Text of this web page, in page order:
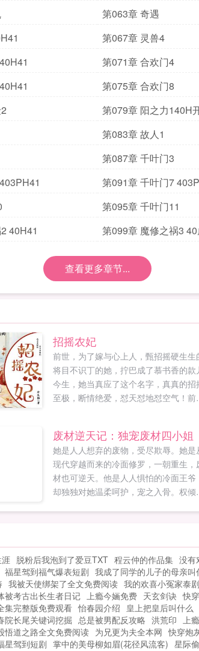
第063章 奇遇
第067章 灵兽4
第071章 合欢门4
第075章 合欢门8
第079章 阳之力140H
第083章 故人1
第087章 千叶门3
第091章 千叶门7
第095章 千叶门11
40H41 第099章 魔修之祸3 40
查看更多章节...
招摇农妃
前世，为了嫁与心上人，甄招摇硬生生
将目不识丁的她，拧巴成了慕书香的款
今生，她当真应了这个名字，真真的招
至极，断情绝爱，怼天怼地怼空气！前
的小祖宗，本郡王又帮你找了个新爹！某
男小祖宗你别走，小祖宗这个身份没有
约，小祖宗老书第一娇女嫡门医妃世子
追妻记欢迎入坑如果您喜欢招摇农妃，
忘记分享给朋友...
废材逆天记：独宠废材四小姐
她是人人想弃的废物，受尽欺辱。她是
现代穿越而来的冷面修罗，一朝重生，
材也可逆天。他是人人惧怕的冷面王爷
却独独对她温柔呵护，宠之入骨。权倾
脱粉后我泡到了爱豆TXT 程云仲的作品集 没有
福星驾到福气爆表短剧 我成了同学的儿子的母亲叫
我被天使绑架了全文免费阅读 我的欢喜小冤家泰剧
被考古出长生者日记 上瘾今婳免费 天玄剑诀 快
集完整版免费观看 怡春园介绍 皇上把皇后叫什么
院长尾关键词挖掘 总是被男配反攻略 洪荒印 上
悟道之路全文免费阅读 为兄更为夫全本网 快穿炮
星驾到短剧 掌中的美母柳如眉(花径风流客) 星际